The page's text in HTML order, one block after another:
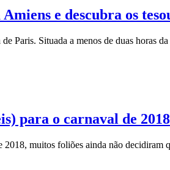
e descubra os
Paris. Situada a menos de duas horas
para o carnaval de 2018
muitos foliões ainda não